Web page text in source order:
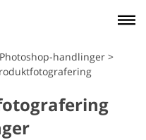
handlinger >